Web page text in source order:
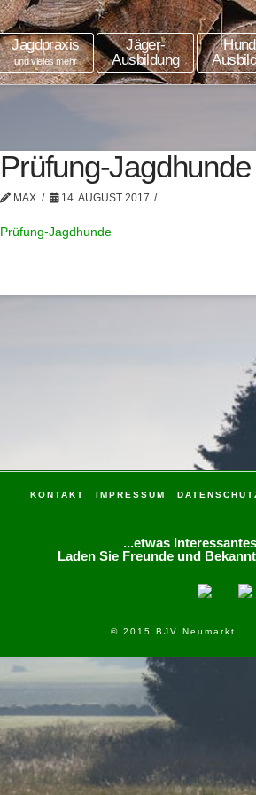
Jagdpraxis
und vieles mehr
Jäger-
Ausbildung
Prüfung-Jagdhunde
MAX 14. AUGUST 2017
Prüfung-Jagdhunde
KONTAKT IMPRESSUM
...etwas
Laden Sie Freunde und
© 2015 BJV Neumarkt